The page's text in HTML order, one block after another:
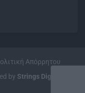
Απόρρητου
by Strings Digita